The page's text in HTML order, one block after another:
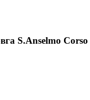
S.Anselmo